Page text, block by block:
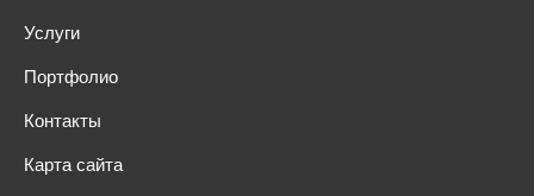
Услуги
Портфолио
Контакты
Карта сайта